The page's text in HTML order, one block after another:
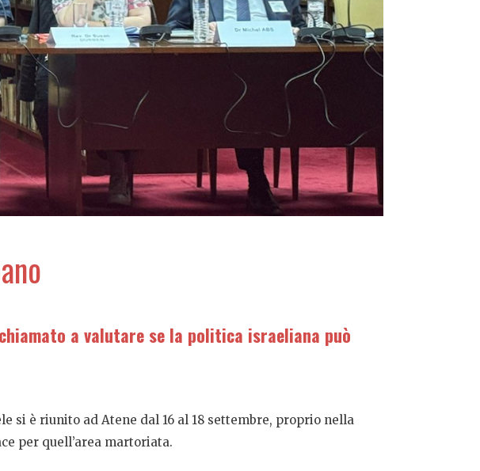
a valutare se la politica israeliana può
si è riunito ad Atene dal 16 al 18 settembre, proprio nella
per quell’area martoriata.